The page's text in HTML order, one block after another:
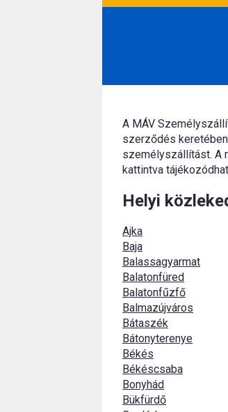
A MÁV
szerződés
személyszállítást. A
kattintva
Helyi
Ajka
Baja
Balassagyarmat
Balatonfüred
Balatonfűzfő
Balmazújváros
Bátaszék
Bátonyterenye
Békés
Békéscsaba
Bonyhád
Bükfürdő